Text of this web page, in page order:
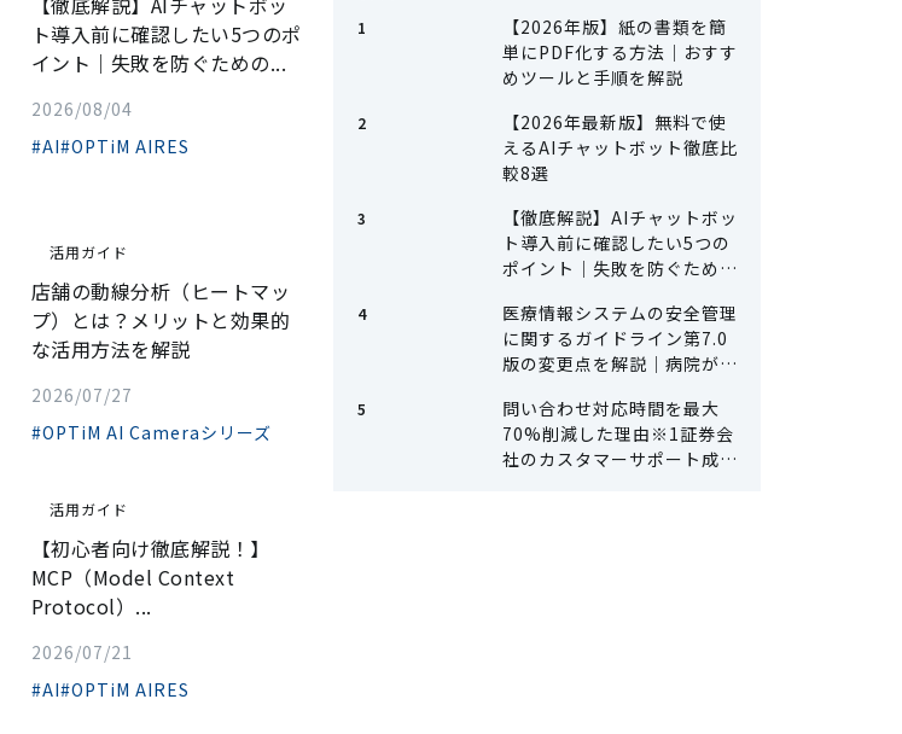
ト導入前に確認したい5つのポ
イント｜失敗を防ぐための...
2026/08/04
#AI#OPTiM AIRES
活用ガイド
店舗の動線分析（ヒートマッ
プ）とは？メリットと効果的
な活用方法を解説
2026/07/27
#OPTiM AI Cameraシリーズ
活用ガイド
【初心者向け徹底解説！】
MCP（Model Context
Protocol）...
2026/07/21
#AI#OPTiM AIRES
【2026年版】紙の書類を簡
単にPDF化する方法｜おすす
めツールと手順を解説
【2026年最新版】無料で使
えるAIチャットボット徹底比
較8選
【徹底解説】AIチャットボッ
ト導入前に確認したい5つの
ポイント｜失敗を防ぐための
医療情報システムの安全管理
に関するガイドライン第7.0
版の変更点を解説｜病院が何
問い合わせ対応時間を最大
70%削減した理由※1証券会
社のカスタマーサポート成功